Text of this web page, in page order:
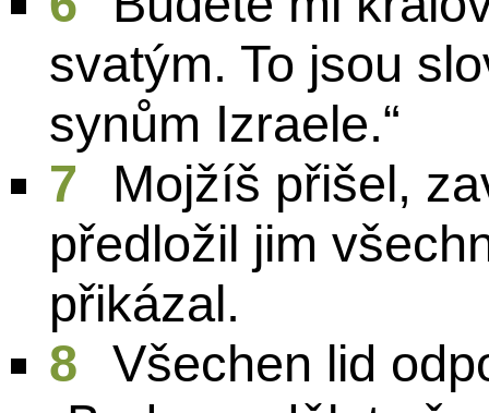
svatým. To jsou
synům Izraele.“
7
Mojžíš přišel,
předložil jim
přikázal.
8
Všechen lid